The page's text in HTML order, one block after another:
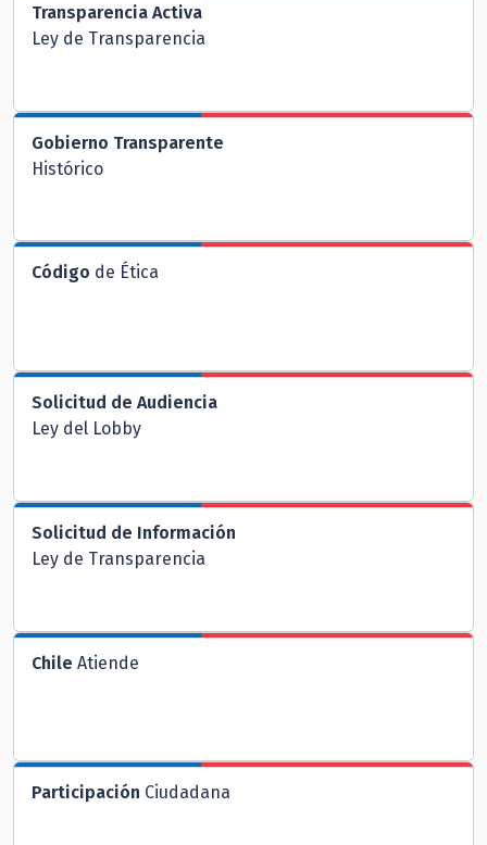
Transparencia Activa
Ley de Transparencia
Gobierno Transparente
Histórico
Código de Ética
Solicitud de Audiencia
Ley del Lobby
Solicitud de Información
Ley de Transparencia
Chile Atiende
Participación Ciudadana